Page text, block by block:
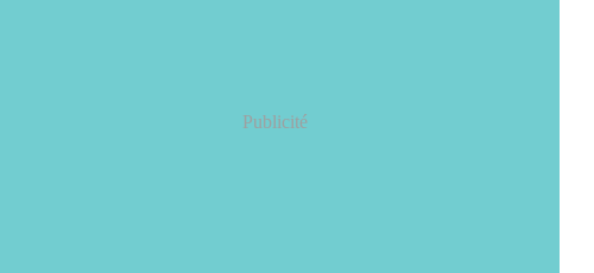
Publicité